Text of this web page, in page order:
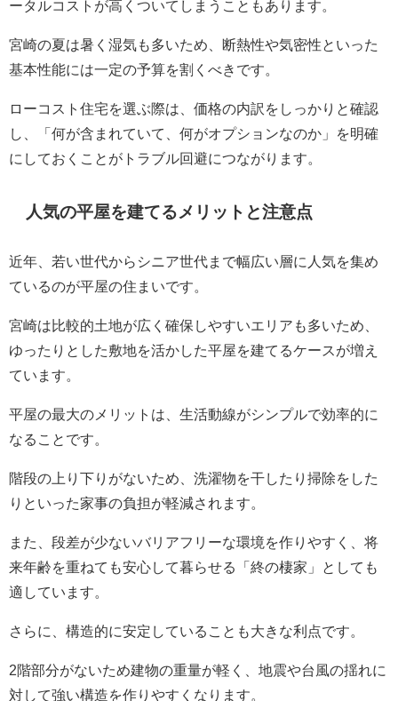
ータルコストが高くついてしまうこともあります。
宮崎の夏は暑く湿気も多いため、断熱性や気密性といった
基本性能には一定の予算を割くべきです。
ローコスト住宅を選ぶ際は、価格の内訳をしっかりと確認
し、「何が含まれていて、何がオプションなのか」を明確
にしておくことがトラブル回避につながります。
人気の平屋を建てるメリットと注意点
近年、若い世代からシニア世代まで幅広い層に人気を集め
ているのが平屋の住まいです。
宮崎は比較的土地が広く確保しやすいエリアも多いため、
ゆったりとした敷地を活かした平屋を建てるケースが増え
ています。
平屋の最大のメリットは、生活動線がシンプルで効率的に
なることです。
階段の上り下りがないため、洗濯物を干したり掃除をした
りといった家事の負担が軽減されます。
また、段差が少ないバリアフリーな環境を作りやすく、将
来年齢を重ねても安心して暮らせる「終の棲家」としても
適しています。
さらに、構造的に安定していることも大きな利点です。
2階部分がないため建物の重量が軽く、地震や台風の揺れに
対して強い構造を作りやすくなります。